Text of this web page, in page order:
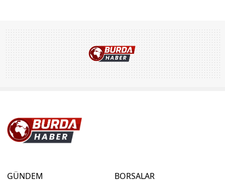
GÜNDEM
BORSALAR